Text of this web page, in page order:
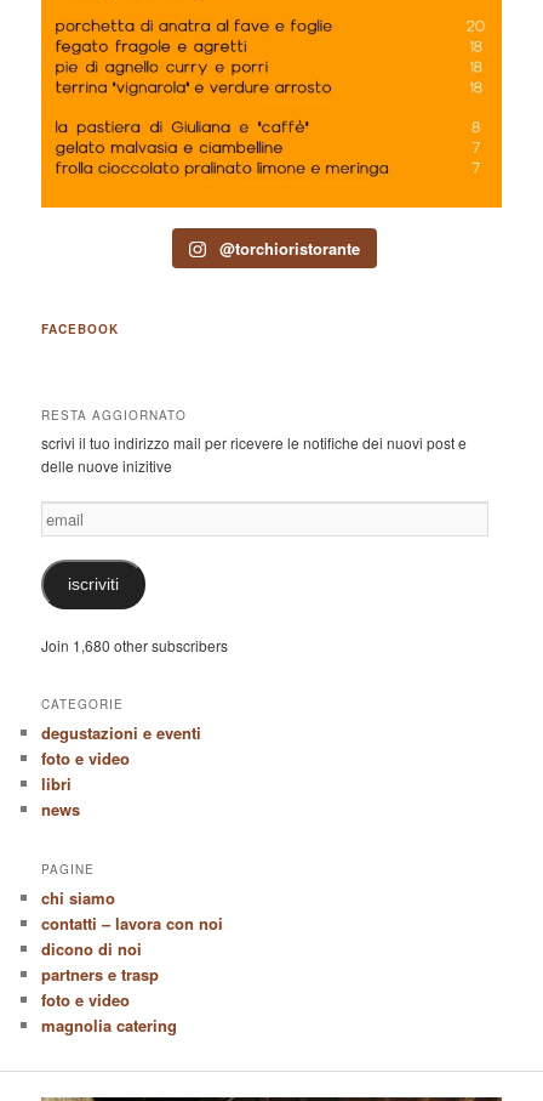
@torchioristorante
FACEBOOK
RESTA AGGIORNATO
scrivi il tuo indirizzo mail per ricevere le notifiche dei nuovi post e
delle nuove inizitive
email
iscriviti
Join 1,680 other subscribers
CATEGORIE
degustazioni e eventi
foto e video
libri
news
PAGINE
chi siamo
contatti – lavora con noi
dicono di noi
partners e trasp
foto e video
magnolia catering